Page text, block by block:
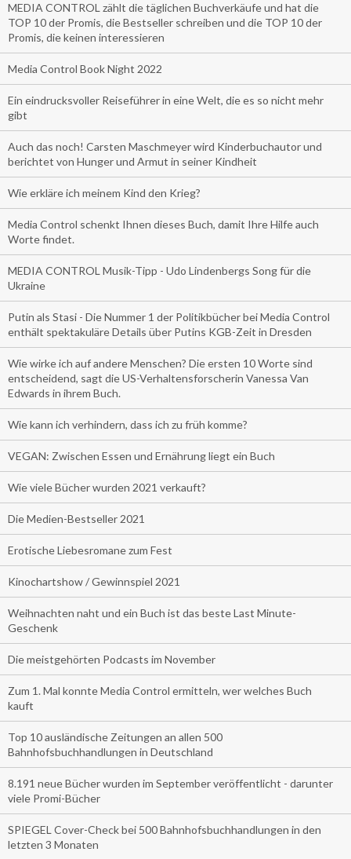
MEDIA CONTROL zählt die täglichen Buchverkäufe und hat die
TOP 10 der Promis, die Bestseller schreiben und die TOP 10 der
Promis, die keinen interessieren
Media Control Book Night 2022
Ein eindrucksvoller Reiseführer in eine Welt, die es so nicht mehr
gibt
Auch das noch! Carsten Maschmeyer wird Kinderbuchautor und
berichtet von Hunger und Armut in seiner Kindheit
Wie erkläre ich meinem Kind den Krieg?
Media Control schenkt Ihnen dieses Buch, damit Ihre Hilfe auch
Worte findet.
MEDIA CONTROL Musik-Tipp - Udo Lindenbergs Song für die
Ukraine
Putin als Stasi - Die Nummer 1 der Politikbücher bei Media Control
enthält spektakuläre Details über Putins KGB-Zeit in Dresden
Wie wirke ich auf andere Menschen? Die ersten 10 Worte sind
entscheidend, sagt die US-Verhaltensforscherin Vanessa Van
Edwards in ihrem Buch.
Wie kann ich verhindern, dass ich zu früh komme?
VEGAN: Zwischen Essen und Ernährung liegt ein Buch
Wie viele Bücher wurden 2021 verkauft?
Die Medien-Bestseller 2021
Erotische Liebesromane zum Fest
Kinochartshow / Gewinnspiel 2021
Weihnachten naht und ein Buch ist das beste Last Minute-
Geschenk
Die meistgehörten Podcasts im November
Zum 1. Mal konnte Media Control ermitteln, wer welches Buch
kauft
Top 10 ausländische Zeitungen an allen 500
Bahnhofsbuchhandlungen in Deutschland
8.191 neue Bücher wurden im September veröffentlicht - darunter
viele Promi-Bücher
SPIEGEL Cover-Check bei 500 Bahnhofsbuchhandlungen in den
letzten 3 Monaten